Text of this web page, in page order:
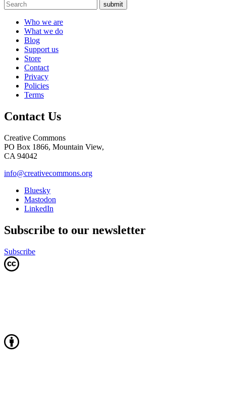
submit
Who we are
What we do
Blog
Support us
Store
Contact
Privacy
Policies
Terms
Contact Us
Creative Commons
PO Box 1866, Mountain View,
CA 94042
info@creativecommons.org
Bluesky
Mastodon
LinkedIn
Subscribe to our newsletter
Subscribe